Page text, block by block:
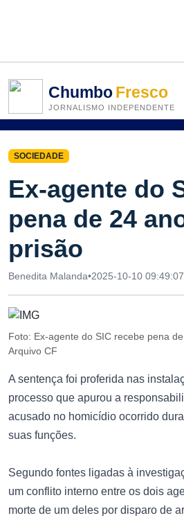
ChumboFresco
JORNALISMO INDEPENDENTE
SOCIEDADE
Ex-agente do
pena de 24
prisão
Benedita Malanda•2025-10-10 09:49:07
Foto: Ex-agente do SIC recebe pena
Arquivo CF
A sentença foi proferida nas
processo que apurou a
acusado no homicídio ocorrido
suas funções.
Segundo fontes ligadas à
um conflito interno entre os dois
morte de um deles por disparo de